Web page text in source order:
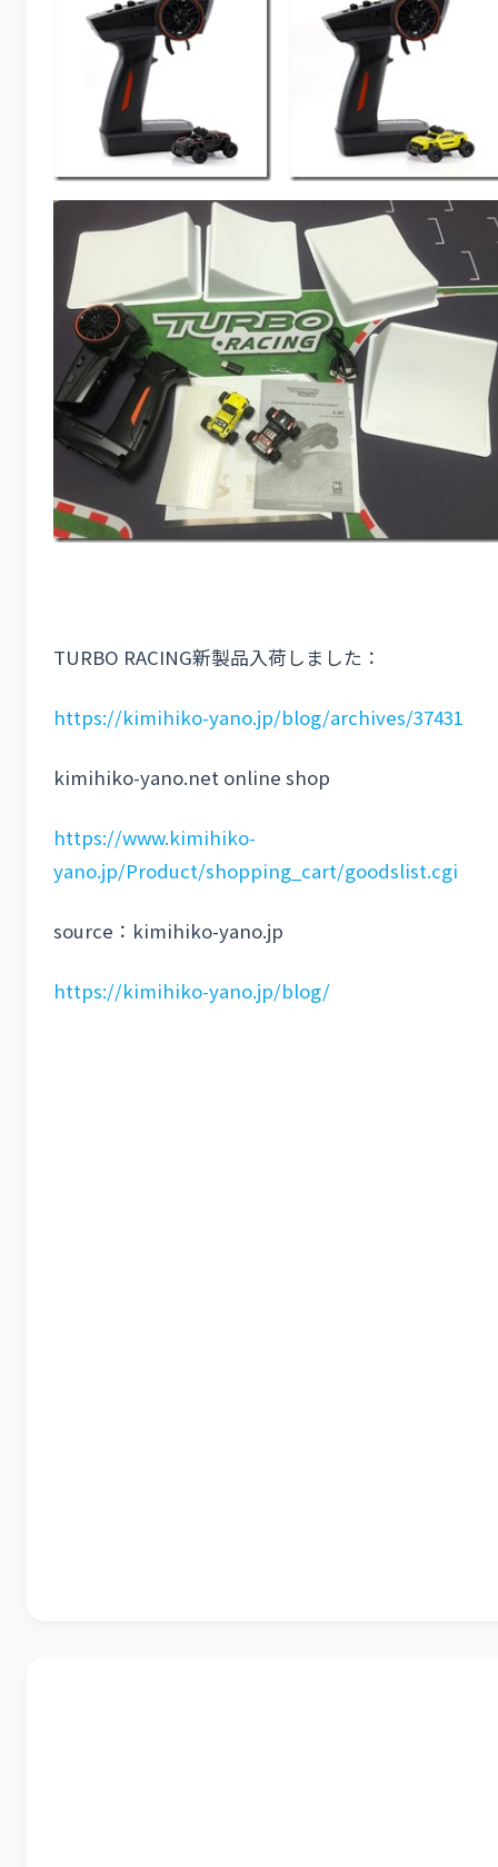
TURBO RACING新製品入荷しました：
https://kimihiko-yano.jp/blog/archives/37431
kimihiko-yano.net online shop
https://www.kimihiko-
yano.jp/Product/shopping_cart/goodslist.cgi
source：kimihiko-yano.jp
https://kimihiko-yano.jp/blog/